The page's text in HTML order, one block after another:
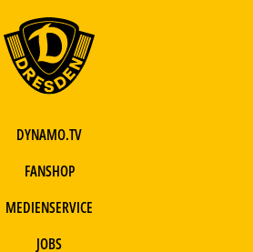
DYNAMO.TV
FANSHOP
MEDIENSERVICE
JOBS